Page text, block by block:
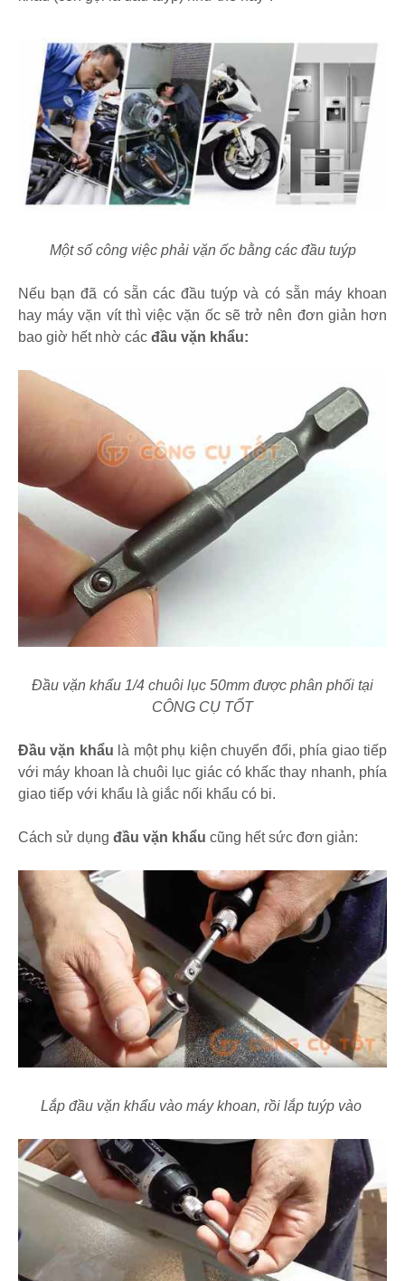
Một số công việc phải vặn ốc bằng các đầu tuýp
Nếu bạn đã có sẵn các đầu tuýp và có sẵn máy khoan
hay máy vặn vít thì việc vặn ốc sẽ trở nên đơn giản hơn
bao giờ hết nhờ các đầu vặn khẩu:
Đầu vặn khẩu 1/4 chuôi lục 50mm được phân phối tại
CÔNG CỤ TỐT
Đầu vặn khẩu là một phụ kiện chuyển đổi, phía giao tiếp
với máy khoan là chuôi lục giác có khấc thay nhanh, phía
giao tiếp với khẩu là giắc nối khẩu có bi.
Cách sử dụng đầu vặn khẩu cũng hết sức đơn giản:
Lắp đầu vặn khẩu vào máy khoan, rồi lắp tuýp vào